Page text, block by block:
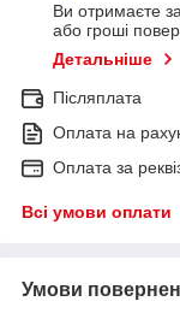
Ви отримаєте
або гроші
Детальніше
Післяплата
Оплата на
Оплата за
Всі умови оплати
Умови